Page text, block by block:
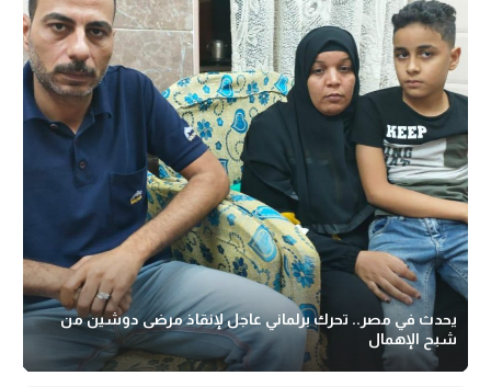
يحدث في مصر.. تحرك برلماني عاجل لإنقاذ مرضى دوشين من
شبح الإهمال